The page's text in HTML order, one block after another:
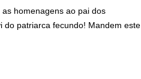
homenagens ao pai dos
patriarca fecundo! Mandem este